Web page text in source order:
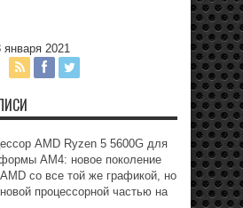
2021
AMD Ryzen 5 5600G для
АМ4: новое поколение
со все той же графикой, но
процессорной частью на